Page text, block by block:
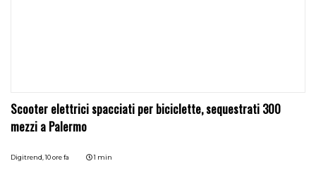
Scooter elettrici spacciati per biciclette, sequestrati 300
mezzi a Palermo
Digitrend,10 ore fa 1 min